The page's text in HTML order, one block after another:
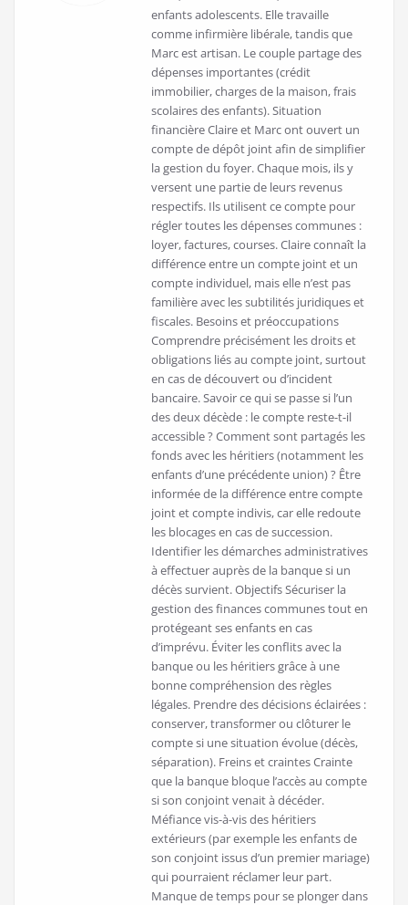
enfants adolescents. Elle travaille
comme infirmière libérale, tandis que
Marc est artisan. Le couple partage des
dépenses importantes (crédit
immobilier, charges de la maison, frais
scolaires des enfants). Situation
financière Claire et Marc ont ouvert un
compte de dépôt joint afin de simplifier
la gestion du foyer. Chaque mois, ils y
versent une partie de leurs revenus
respectifs. Ils utilisent ce compte pour
régler toutes les dépenses communes :
loyer, factures, courses. Claire connaît la
différence entre un compte joint et un
compte individuel, mais elle n’est pas
familière avec les subtilités juridiques et
fiscales. Besoins et préoccupations
Comprendre précisément les droits et
obligations liés au compte joint, surtout
en cas de découvert ou d’incident
bancaire. Savoir ce qui se passe si l’un
des deux décède : le compte reste-t-il
accessible ? Comment sont partagés les
fonds avec les héritiers (notamment les
enfants d’une précédente union) ? Être
informée de la différence entre compte
joint et compte indivis, car elle redoute
les blocages en cas de succession.
Identifier les démarches administratives
à effectuer auprès de la banque si un
décès survient. Objectifs Sécuriser la
gestion des finances communes tout en
protégeant ses enfants en cas
d’imprévu. Éviter les conflits avec la
banque ou les héritiers grâce à une
bonne compréhension des règles
légales. Prendre des décisions éclairées :
conserver, transformer ou clôturer le
compte si une situation évolue (décès,
séparation). Freins et craintes Crainte
que la banque bloque l’accès au compte
si son conjoint venait à décéder.
Méfiance vis-à-vis des héritiers
extérieurs (par exemple les enfants de
son conjoint issus d’un premier mariage)
qui pourraient réclamer leur part.
Manque de temps pour se plonger dans